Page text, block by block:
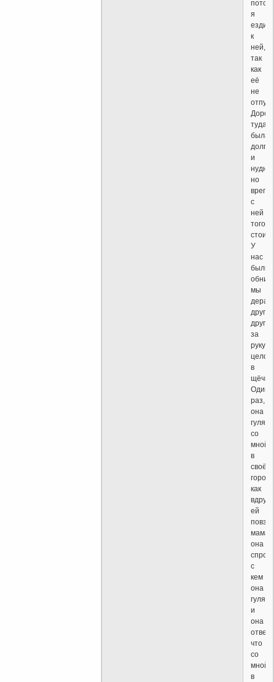
потом
я
ездил
к
ней,
так
как
её
не
туда
была
долгая
и
но
с
ней
того
У
нас
были
мы
друг
друга
за
руку,
в
щёчку.
Один
раз,
она
гуляла
со
мной
в
своём
как
вдруг
ей
мама,
она
с
кем
она
гуляет,
и
она
что
со
мной,
в